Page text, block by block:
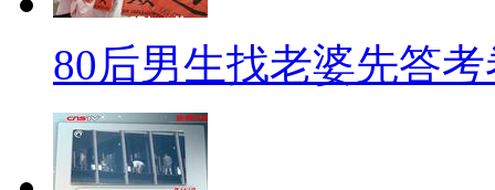
自己的型男形象也瞬间崩塌，
韩国男星朴施厚是多么优质
字和他联系在一起的时候，多
是童话，朴施厚即便证明清白
80后男生找老婆先答